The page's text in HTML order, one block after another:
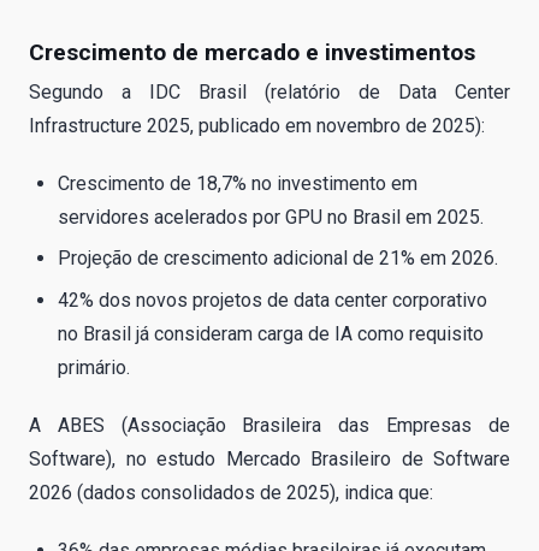
Crescimento de mercado e investimentos
Segundo a IDC Brasil (relatório de Data Center
Infrastructure 2025, publicado em novembro de 2025):
Crescimento de 18,7% no investimento em
servidores acelerados por GPU no Brasil em 2025.
Projeção de crescimento adicional de 21% em 2026.
42% dos novos projetos de data center corporativo
no Brasil já consideram carga de IA como requisito
primário.
A ABES (Associação Brasileira das Empresas de
Software), no estudo Mercado Brasileiro de Software
2026 (dados consolidados de 2025), indica que: